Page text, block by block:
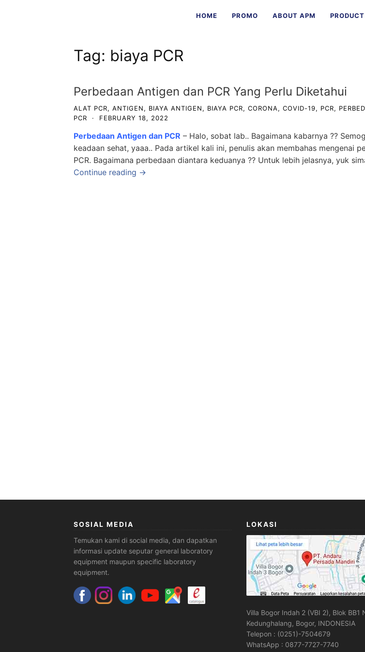
HOME PROMO ABOUT APM
Tag: biaya PCR
Perbedaan Antigen dan PCR Yang Perlu Diketahui
ALAT PCR, ANTIGEN, BIAYA ANTIGEN, BIAYA PCR, CORONA, COVID-19, PCR,
PCR
· FEBRUARY 18, 2022
Perbedaan Antigen dan PCR – Halo, sobat lab.. Bagaimana kabarnya ??
keadaan sehat, yaaa.. Pada artikel kali ini, penulis akan membahas mengenai
PCR. Bagaimana perbedaan diantara keduanya ?? Untuk lebih jelasnya, yuk
Continue reading →
SOSIAL MEDIA
Temukan kami di social media, dan dapatkan
informasi update seputar general laboratory
equipment maupun specific laboratory
equipment.
LOKASI
Villa Bogor Indah 2 (VBI 2), Blok BB1
Kedunghalang, Bogor, INDONESIA
Telepon : (0251)-7504679
WhatsApp : 0877-7727-7740